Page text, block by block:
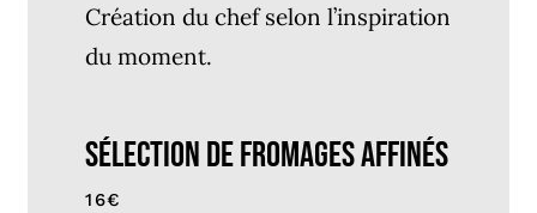
Création du chef selon l’inspiration
du moment.
Sélection de Fromages Affinés
16€